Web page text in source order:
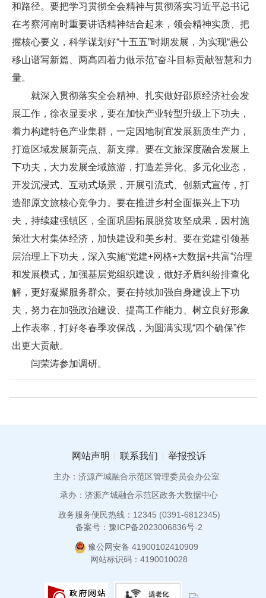
和路径。要把学习贯彻全会精神与贯彻落实习近平总书记
在考察河南时重要讲话精神结合起来，领会精神实质、把
握核心要义，科学谋划好“十五五”时期发展，为实现“愚公
移山谱写新篇、两高四着力做示范”奋斗目标贡献智慧和力
量。
就深入贯彻落实全会精神、扎实做好邵原经济社会发
展工作，徐衣显要求，要在加快产业转型升级上下功夫，
着力构建特色产业集群，一定因地制宜发展新质生产力，
打造区域发展新亮点、新支撑。要在文旅深度融合发展上
下功夫，大力发展全域旅游，打造差异化、多元化业态，
开发沉浸式、互动式场景，开展引流式、创新式宣传，打
造邵原文旅核心竞争力。要在推进乡村全面振兴上下功
夫，持续建强镇区，全面巩固拓展脱贫攻坚成果，因村施
策壮大村集体经济，加快建设和美乡村。要在党建引领基
层治理上下功夫，深入实施“党建+网格+大数据+共富”治理
和发展模式，加强基层党组织建设，做好矛盾纠纷排查化
解，更好凝聚服务群众。要在持续加强自身建设上下功
夫，努力在加强政治建设、提高工作能力、树立良好形象
上作表率，打好冬春季攻保战，为圆满实现“四个确保”作
出更大贡献。
闫荣涛参加调研。
网站声明 联系我们 举报投诉
主办：济源产城融合示范区管理委员会办公室
承办：济源产城融合示范区政务大数据中心
政务服务便民热线：12345 (0391-6812345)
备案号：豫ICP备2023006836号-2
豫公网安备 41900102410909
网站标识码：4190010028